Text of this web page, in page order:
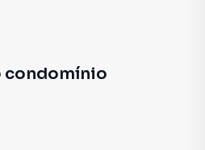
condomínio